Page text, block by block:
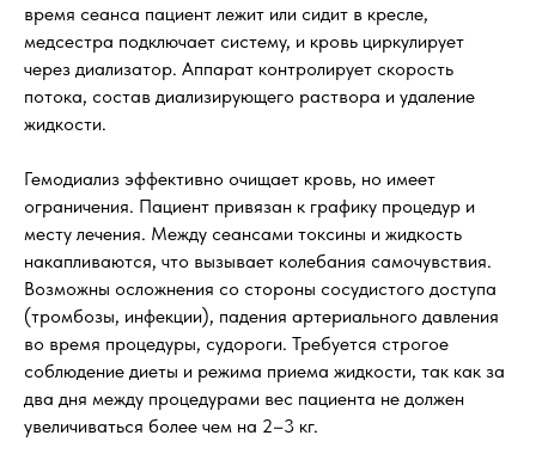
время сеанса пациент лежит или сидит в кресле,
медсестра подключает систему, и кровь циркулирует
через диализатор. Аппарат контролирует скорость
потока, состав диализирующего раствора и удаление
жидкости.
Гемодиализ эффективно очищает кровь, но имеет
ограничения. Пациент привязан к графику процедур и
месту лечения. Между сеансами токсины и жидкость
накапливаются, что вызывает колебания самочувствия.
Возможны осложнения со стороны сосудистого доступа
(тромбозы, инфекции), падения артериального давления
во время процедуры, судороги. Требуется строгое
соблюдение диеты и режима приема жидкости, так как за
два дня между процедурами вес пациента не должен
увеличиваться более чем на 2–3 кг.